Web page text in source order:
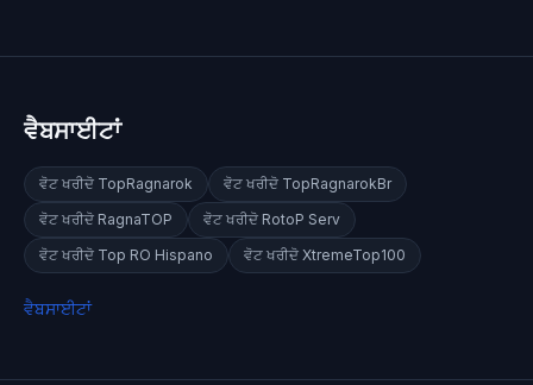
ਵੈਬਸਾਈਟਾਂ
ਵੋਟ ਖਰੀਦੋ TopRagnarok ਵੋਟ ਖਰੀਦੋ TopRagnarokBr
ਵੋਟ ਖਰੀਦੋ RagnaTOP ਵੋਟ ਖਰੀਦੋ RotoP Serv
ਵੋਟ ਖਰੀਦੋ Top RO Hispano ਵੋਟ ਖਰੀਦੋ XtremeTop100
ਵੈਬਸਾਈਟਾਂ